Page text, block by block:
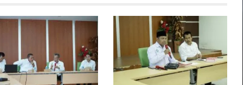
Layanan pembuatan SIM Baru
di Satpas Polresta Palu